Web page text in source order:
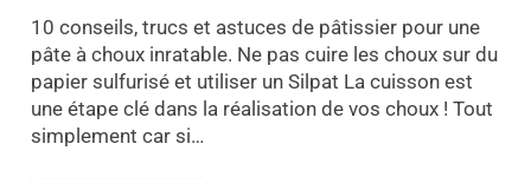
10 conseils, trucs et astuces de pâtissier pour une
pâte à choux inratable. Ne pas cuire les choux sur du
papier sulfurisé et utiliser un Silpat La cuisson est
une étape clé dans la réalisation de vos choux ! Tout
simplement car si…